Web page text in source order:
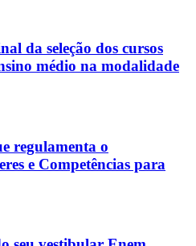
da seleção dos cursos
médio na modalidade
regulamenta o
e Competências para